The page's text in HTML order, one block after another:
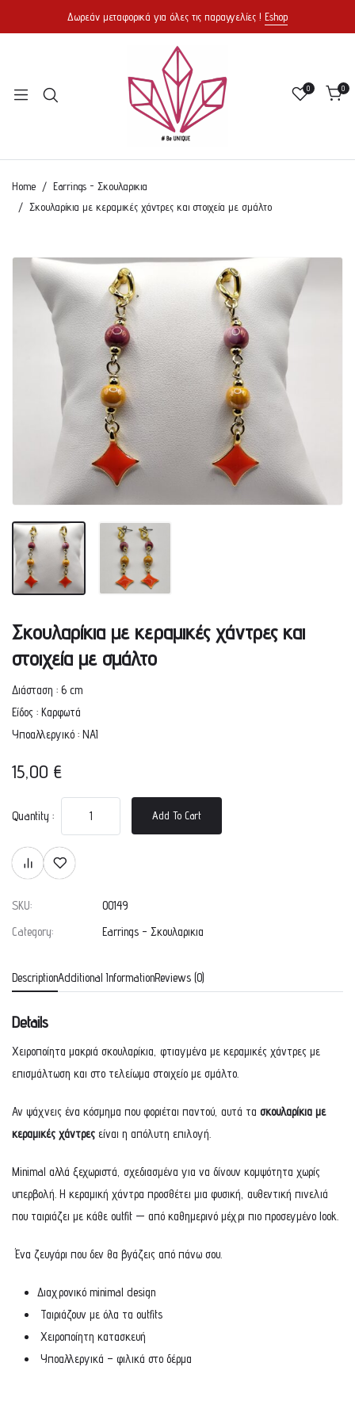
Δωρεάν μεταφορικά για όλες τις παραγγελίες ! Eshop
0 0
Home
Earrings - Σκουλαρικια
Σκουλαρίκια με κεραμικές χάντρες και στοιχεία με σμάλτο
Σκουλαρίκια με κεραμικές χάντρες και
στοιχεία με σμάλτο
Διάσταση : 6 cm
Είδος : Καρφωτά
Υποαλλεργικό : ΝΑΙ
15,00 €
Quantity : Add To Cart
SKU:
00149
Category:
Earrings - Σκουλαρικια
DescriptionAdditional InformationReviews (0)
Details
Χειροποίητα μακριά σκουλαρίκια, φτιαγμένα με κεραμικές χάντρες με
επισμάλτωση και στο τελείωμα στοιχείο με σμάλτο.
Αν ψάχνεις ένα κόσμημα που φοριέται παντού, αυτά τα σκουλαρίκια με
κεραμικές χάντρες είναι η απόλυτη επιλογή.
Minimal αλλά ξεχωριστά, σχεδιασμένα για να δίνουν κομψότητα χωρίς
υπερβολή. Η κεραμική χάντρα προσθέτει μια φυσική, αυθεντική πινελιά
που ταιριάζει με κάθε outfit — από καθημερινό μέχρι πιο προσεγμένο look.
Ένα ζευγάρι που δεν θα βγάζεις από πάνω σου.
Διαχρονικό minimal design
Ταιριάζουν με όλα τα outfits
Χειροποίητη κατασκευή
Υποαλλεργικά – φιλικά στο δέρμα